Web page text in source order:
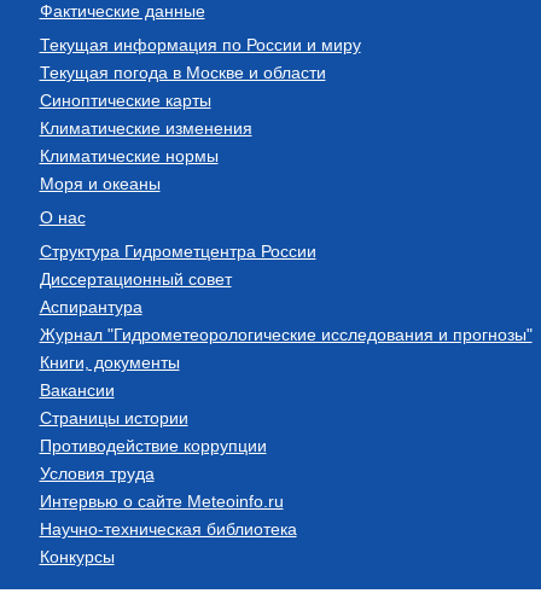
Фактические данные
Текущая информация по России и миру
Текущая погода в Москве и области
Синоптические карты
Климатические изменения
Климатические нормы
Моря и океаны
О нас
Структура Гидрометцентра России
Диссертационный совет
Аспирантура
Журнал "Гидрометеорологические исследования и прогнозы"
Книги, документы
Вакансии
Страницы истории
Противодействие коррупции
Условия труда
Интервью о сайте Meteoinfo.ru
Научно-техническая библиотека
Конкурсы